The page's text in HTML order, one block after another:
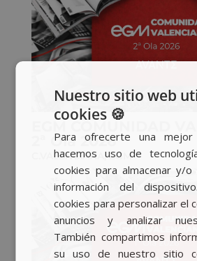
2ª Ola 2026
C.VALENCIANA ,EGM
Nuestro sitio web
cookies 🍪
Para ofrecerte una mejor
hacemos uso de
cookies para almacenar y/
información del
cookies para personalizar el
anuncios y analizar
También compartimos
su uso de nuestro sitio